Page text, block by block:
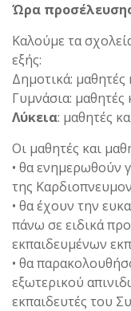
Ώρα
Καλούμε τα
εξής:
Δημοτικά: μαθητές
Γυμνάσια: μαθητές
Λύκεια: μαθητές
Οι μαθητές και
• θα ενημερωθούν
της
• θα έχουν την
πάνω σε ειδικά
εκπαιδευμένων
• θα
εξωτερικού
εκπαιδευτές του